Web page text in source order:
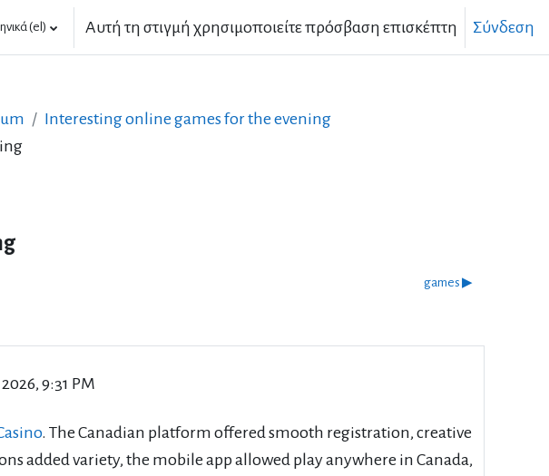
‎(el)‎ Αυτή τη στιγμή χρησιμοποιείτε πρόσβαση επισκέπτη Σύνδεση
Interesting online games for the evening
games ▶︎
9:31 PM
. The Canadian platform offered smooth registration, creative
added variety, the mobile app allowed play anywhere in Canada,